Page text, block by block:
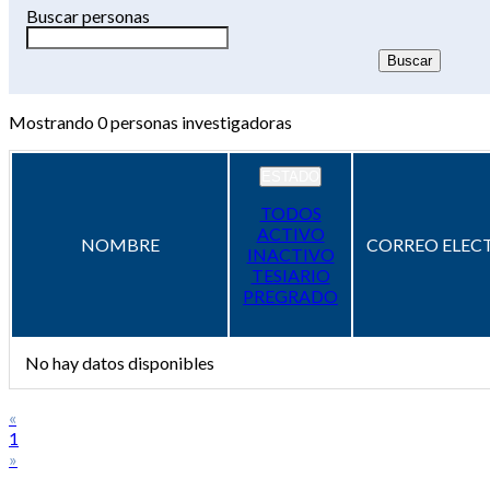
Buscar personas
Mostrando0personas investigadoras
NOMBRE
TODOS
ACTIVO
INACTIVO
TESIARIO
PREGRADO
CORREO
No hay datos disponibles
«
1
»